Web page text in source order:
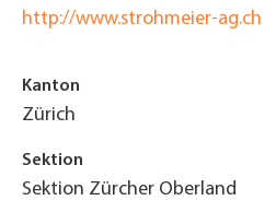
http://www.strohmeier-ag.ch
Kanton
Zürich
Sektion
Sektion Zürcher Oberland